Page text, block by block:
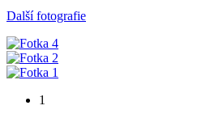
Další fotografie
1